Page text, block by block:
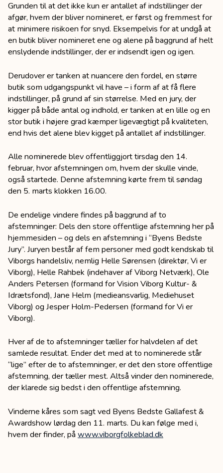
Grunden til at det ikke kun er antallet af indstillinger der
afgør, hvem der bliver nomineret, er først og fremmest for
at minimere risikoen for snyd. Eksempelvis for at undgå at
en butik bliver nomineret ene og alene på baggrund af helt
enslydende indstillinger, der er indsendt igen og igen.
Derudover er tanken at nuancere den fordel, en større
butik som udgangspunkt vil have – i form af at få flere
indstillinger, på grund af sin størrelse. Med en jury, der
kigger på både antal og indhold, er tanken at en lille og en
stor butik i højere grad kæmper ligevægtigt på kvaliteten,
end hvis det alene blev kigget på antallet af indstillinger.
Alle nominerede blev offentliggjort tirsdag den 14.
februar, hvor afstemningen om, hvem der skulle vinde,
også startede. Denne afstemning kørte frem til søndag
den 5. marts klokken 16.00.
De endelige vindere findes på baggrund af to
afstemninger: Dels den store offentlige afstemning her på
hjemmesiden – og dels en afstemning i “Byens Bedste
Jury”. Juryen består af fem personer med godt kendskab til
Viborgs handelsliv, nemlig Helle Sørensen (direktør, Vi er
Viborg), Helle Rahbek (indehaver af Viborg Netværk), Ole
Anders Petersen (formand for Vision Viborg Kultur- &
Idrætsfond), Jane Helm (medieansvarlig, Mediehuset
Viborg) og Jesper Holm-Pedersen (formand for Vi er
Viborg).
Hver af de to afstemninger tæller for halvdelen af det
samlede resultat. Ender det med at to nominerede står
“lige” efter de to afstemninger, er det den store offentlige
afstemning, der tæller mest. Altså vinder den nominerede,
der klarede sig bedst i den offentlige afstemning.
Vinderne kåres som sagt ved Byens Bedste Gallafest &
Awardshow lørdag den 11. marts. Du kan følge med i,
hvem der finder, på www.viborgfolkeblad.dk